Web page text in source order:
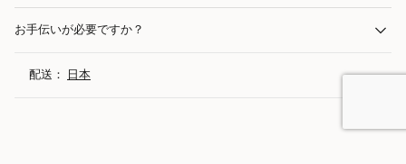
お手伝いが必要ですか？
配送： 日本